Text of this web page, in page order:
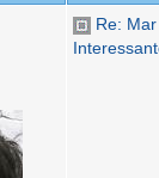
Re: Mar